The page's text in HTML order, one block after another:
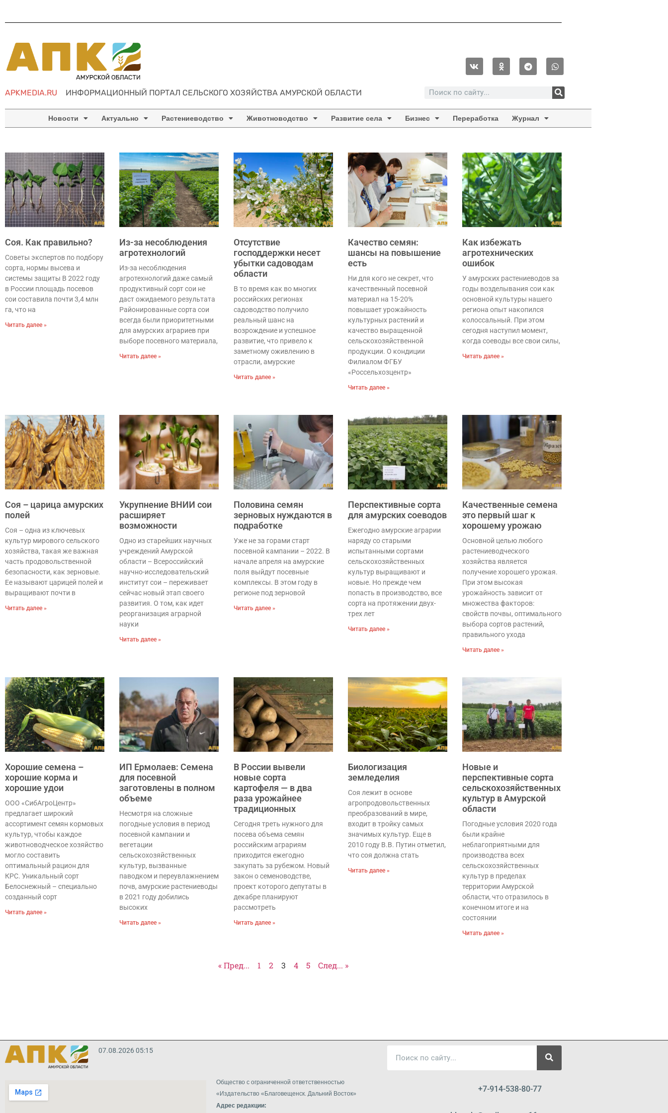
APKMEDIA.RU ИНФОРМАЦИОННЫЙ ПОРТАЛ СЕЛЬСКОГО ХОЗЯЙСТВА АМУРСКОЙ ОБЛАСТИ
Новости Актуально Растениеводство Животноводство Развитие села Бизнес Переработка Журнал
Соя. Как правильно?
Советы экспертов по подбору
сорта, нормы высева и
системы защиты В 2022 году
в России площадь посевов
сои составила почти 3,4 млн
га, что на
Читать далее »
Из-за несоблюдения
агротехнологий
Из-за несоблюдения
агротехнологий даже самый
продуктивный сорт сои не
даст ожидаемого результата
Районированные сорта сои
всегда были приоритетными
для амурских аграриев при
выборе посевного материала,
Читать далее »
Отсутствие
господдержки несет
убытки садоводам
области
В то время как во многих
российских регионах
садоводство получило
реальный шанс на
возрождение и успешное
развитие, что привело к
заметному оживлению в
отрасли, амурские
Читать далее »
Качество семян:
шансы на повышение
есть
Ни для кого не секрет, что
качественный посевной
материал на 15-20%
повышает урожайность
культурных растений и
качество выращенной
сельскохозяйственной
продукции. О кондиции
Филиалом ФГБУ
«Россельхозцентр»
Читать далее »
Как избежать
агротехнических
ошибок
У амурских растениеводов за
годы возделывания сои как
основной культуры нашего
региона опыт накопился
колоссальный. При этом
сегодня наступил момент,
когда соеводы все свои силы,
Читать далее »
Cоя – царица амурских
полей
Соя – одна из ключевых
культур мирового сельского
хозяйства, такая же важная
часть продовольственной
безопасности, как зерновые.
Ее называют царицей полей и
выращивают почти в
Читать далее »
Укрупнение ВНИИ сои
расширяет
возможности
Одно из старейших научных
учреждений Амурской
области – Всероссийский
научно-исследовательский
институт сои – переживает
сейчас новый этап своего
развития. О том, как идет
реорганизация аграрной
науки
Читать далее »
Половина семян
зерновых нуждаются в
подработке
Уже не за горами старт
посевной кампании – 2022. В
начале апреля на амурские
поля выйдут посевные
комплексы. В этом году в
регионе под зерновой
Читать далее »
Перспективные сорта
для амурских соеводов
Ежегодно амурские аграрии
наряду со старыми
испытанными сортами
сельскохозяйственных
культур выращивают и
новые. Но прежде чем
попасть в производство, все
сорта на протяжении двух-
трех лет
Читать далее »
Качественные семена
это первый шаг к
хорошему урожаю
Основной целью любого
растениеводческого
хозяйства является
получение хорошего урожая.
При этом высокая
урожайность зависит от
множества факторов:
свойств почвы, оптимального
выбора сортов растений,
правильного ухода
Читать далее »
Хорошие семена –
хорошие корма и
хорошие удои
ООО «СибАгроЦентр»
предлагает широкий
ассортимент семян кормовых
культур, чтобы каждое
животноводческое хозяйство
могло составить
оптимальный рацион для
КРС. Уникальный сорт
Белоснежный – специально
созданный сорт
Читать далее »
ИП Ермолаев: Семена
для посевной
заготовлены в полном
объеме
Несмотря на сложные
погодные условия в период
посевной кампании и
вегетации
сельскохозяйственных
культур, вызванные
паводком и переувлажнением
почв, амурские растениеводы
в 2021 году добились
высоких
Читать далее »
В России вывели
новые сорта
картофеля — в два
раза урожайнее
традиционных
Сегодня треть нужного для
посева объема семян
российским аграриям
приходится ежегодно
закупать за рубежом. Новый
закон о семеноводстве,
проект которого депутаты в
декабре планируют
рассмотреть
Читать далее »
Биологизация
земледелия
Соя лежит в основе
агропродовольственных
преобразований в мире,
входит в тройку самых
значимых культур. Еще в
2010 году В.В. Путин отметил,
что соя должна стать
Читать далее »
Новые и
перспективные сорта
сельскохозяйственных
культур в Амурской
области
Погодные условия 2020 года
были крайне
неблагоприятными для
производства всех
сельскохозяйственных
культур в пределах
территории Амурской
области, что отразилось в
конечном итоге и на
состоянии
Читать далее »
« Пред... 1 2 3 4 5 След... »
07.08.2026 05:15
Общество с ограниченной ответственностью
«Издательство «Благовещенск. Дальний Восток»
Адрес редакции:
+7-914-538-80-77